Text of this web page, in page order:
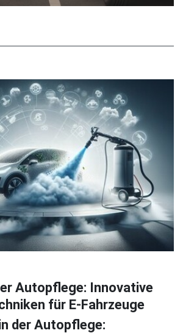
Autopflege: Innovative
für E-Fahrzeuge
der Autopflege: